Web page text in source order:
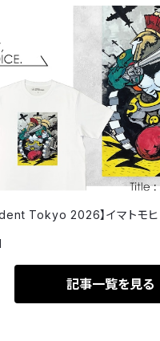
Tokyo 2026】イマトモヒ
記事一覧を見る